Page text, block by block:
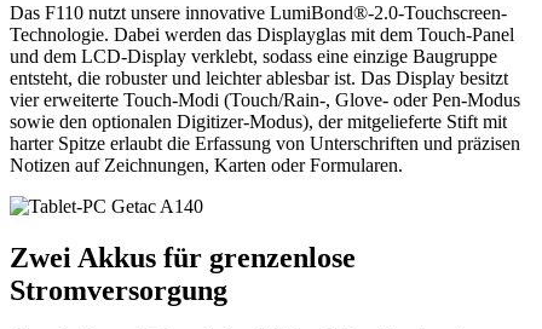
Das F110 nutzt unsere innovative LumiBond®-2.0-Touchscreen-
Technologie. Dabei werden das Displayglas mit dem Touch-Panel
und dem LCD-Display verklebt, sodass eine einzige Baugruppe
entsteht, die robuster und leichter ablesbar ist. Das Display besitzt
vier erweiterte Touch-Modi (Touch/Rain-, Glove- oder Pen-Modus
sowie den optionalen Digitizer-Modus), der mitgelieferte Stift mit
harter Spitze erlaubt die Erfassung von Unterschriften und präzisen
Notizen auf Zeichnungen, Karten oder Formularen.
Zwei Akkus für grenzenlose
Stromversorgung